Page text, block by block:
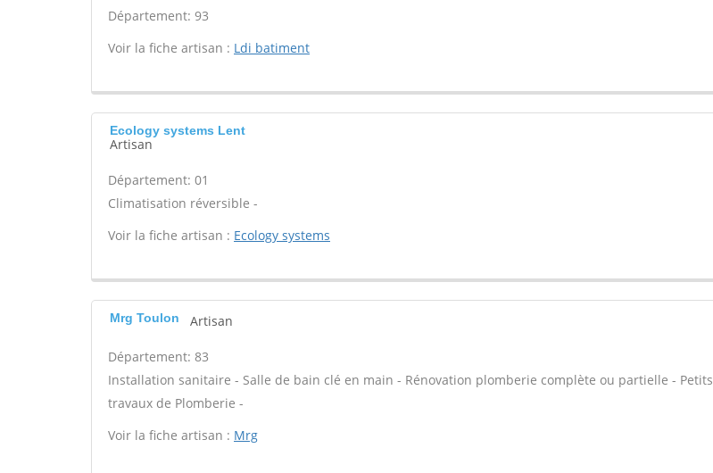
Département: 93
Voir la fiche artisan : Ldi batiment
Ecology systems Lent
Artisan
Département: 01
Climatisation réversible -
Voir la fiche artisan : Ecology systems
Mrg Toulon Artisan
Département: 83
Installation sanitaire - Salle de bain clé en main - Rénovation plomberie complète ou partielle - Petits
travaux de Plomberie -
Voir la fiche artisan : Mrg